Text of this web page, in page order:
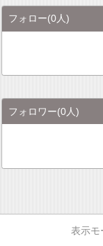
フォロー(0人)
フォロワー(0人)